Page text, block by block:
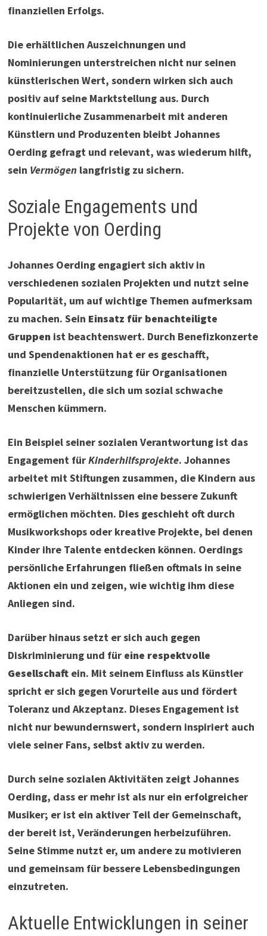
finanziellen Erfolgs.
Die erhältlichen Auszeichnungen und
Nominierungen unterstreichen nicht nur seinen
künstlerischen Wert, sondern wirken sich auch
positiv auf seine Marktstellung aus. Durch
kontinuierliche Zusammenarbeit mit anderen
Künstlern und Produzenten bleibt Johannes
Oerding gefragt und relevant, was wiederum hilft,
sein Vermögenlangfristig zu sichern.
Soziale Engagements und
Projekte von Oerding
Johannes Oerding engagiert sich aktiv in
verschiedenen sozialen Projekten und nutzt seine
Popularität, um auf wichtige Themen aufmerksam
zu machen. Sein Einsatz für benachteiligte
Gruppenist beachtenswert. Durch Benefizkonzerte
und Spendenaktionen hat er es geschafft,
finanzielle Unterstützung für Organisationen
bereitzustellen, die sich um sozial schwache
Menschen kümmern.
Ein Beispiel seiner sozialen Verantwortung ist das
Engagement fürKinderhilfsprojekte. Johannes
arbeitet mit Stiftungen zusammen, die Kindern aus
schwierigen Verhältnissen eine bessere Zukunft
ermöglichen möchten. Dies geschieht oft durch
Musikworkshops oder kreative Projekte, bei denen
Kinder ihre Talente entdecken können. Oerdings
persönliche Erfahrungen fließen oftmals in seine
Aktionen ein und zeigen, wie wichtig ihm diese
Anliegen sind.
Darüber hinaus setzt er sich auch gegen
Diskriminierung und für eine respektvolle
Gesellschaftein. Mit seinem Einfluss als Künstler
spricht er sich gegen Vorurteile aus und fördert
Toleranz und Akzeptanz. Dieses Engagement ist
nicht nur bewundernswert, sondern inspiriert auch
viele seiner Fans, selbst aktiv zu werden.
Durch seine sozialen Aktivitäten zeigt Johannes
Oerding, dass er mehr ist als nur ein erfolgreicher
Musiker; er ist ein aktiver Teil der Gemeinschaft,
der bereit ist, Veränderungen herbeizuführen.
Seine Stimme nutzt er, um andere zu motivieren
und gemeinsam für bessere Lebensbedingungen
einzutreten.
Aktuelle Entwicklungen in seiner